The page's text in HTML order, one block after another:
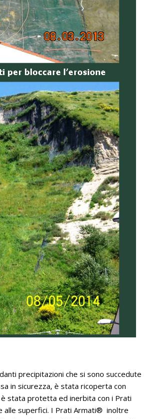
precipitazioni che si sono succedute
in sicurezza, è stata ricoperta con
stata protetta ed inerbita con i Prati
alle superfici. I Prati Armati® inoltre